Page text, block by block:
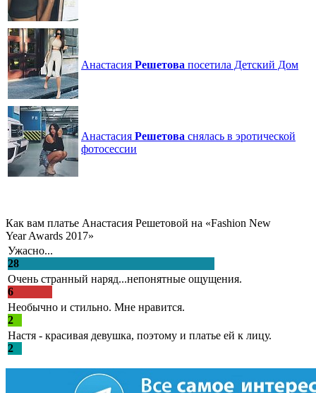
Анастасия Решетова посетила Детский Дом
Анастасия Решетова снялась в эротической
фотосессии
Как вам платье Анастасия Решетовой на «Fashion New
Year Awards 2017»
Ужасно...
28
Очень странный наряд...непонятные ощущения.
6
Необычно и стильно. Мне нравится.
2
Настя - красивая девушка, поэтому и платье ей к лицу.
2